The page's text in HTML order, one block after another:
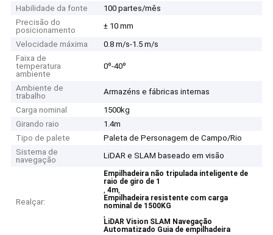
Habilidade da fonte
100 partes/mês
Precisão do
posicionamento
± 10 mm
Velocidade máxima
0.8 m/s-1.5 m/s
Faixa de
temperatura
ambiente
0º-40º
Ambiente de
trabalho
Armazéns e fábricas internas
Carga nominal
1500kg
Girando raio
1.4m
Tipo de palete
Paleta de Personagem de Campo/Rio
Sistema de
navegação
LiDAR e SLAM baseado em visão
Realçar:
Empilhadeira não tripulada inteligente de
raio de giro de 1
,4m,
Empilhadeira resistente com carga
nominal de 1500KG
,
LiDAR Vision SLAM Navegação
Automatizado Guia de empilhadeira